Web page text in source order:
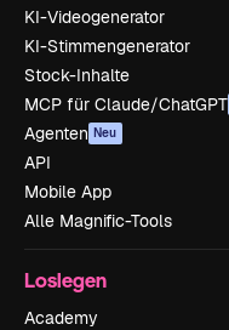
KI-Videogenerator
KI-Stimmengenerator
Stock-Inhalte
MCP für Claude/ChatGPT
Agenten Neu
API
Mobile App
Alle Magnific-Tools
Loslegen
Academy